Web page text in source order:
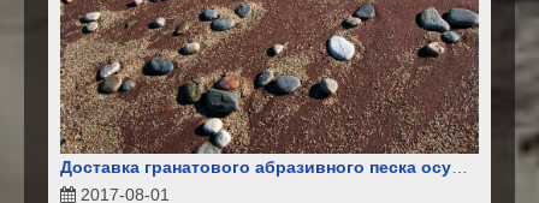
Доставка гранатового абразивного песка осуществляется в любую точку России.
2017-08-01